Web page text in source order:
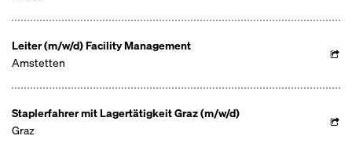
Leiter (m/w/d) Facility Management
Amstetten
Staplerfahrer mit Lagertätigkeit Graz (m/w/d)
Graz